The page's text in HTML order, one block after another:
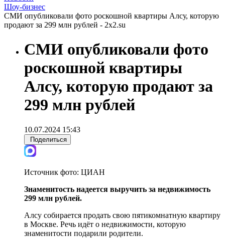
Шоу-бизнес
СМИ опубликовали фото роскошной квартиры Алсу, которую
продают за 299 млн рублей - 2x2.su
СМИ опубликовали фото
роскошной квартиры
Алсу, которую продают за
299 млн рублей
10.07.2024 15:43
Поделиться
Источник фото: ЦИАН
Знаменитость надеется выручить за недвижимость
299 млн рублей.
Алсу собирается продать свою пятикомнатную квартиру
в Москве. Речь идёт о недвижимости, которую
знаменитости подарили родители.